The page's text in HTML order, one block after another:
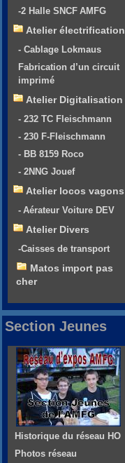
-2 Halle SNCF AMFG
Atelier électrification
- Cablage Lokmaus
Fabrication d’un circuit
imprimé
Atelier Digitalisation
- 232 TC Fleischmann
- 230 F-Fleischmann
- BB 8159 Roco
- 2NNG Jouef
Atelier locos vagons
- Aérateur Voiture DEV
Atelier Divers
-Caisses de transport
Matos import pas
cher
Section Jeunes
Historique du réseau HO
Photos réseau